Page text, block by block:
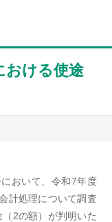
おける使途
おいて、令和7年度
計処理について調査
2の額）が判明いた